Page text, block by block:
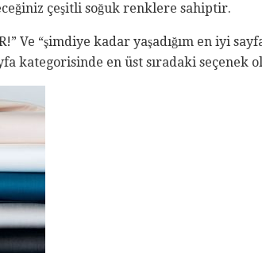
çeşitli soğuk renklere sahiptir.
Ve “şimdiye kadar yaşadığım en iyi
kategorisinde en üst sıradaki seçenek